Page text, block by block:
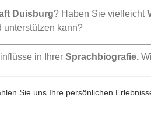
Duisburg? Haben Sie vielleicht
unterstützen kann?
in Ihrer Sprachbiografie.
Sie uns Ihre persönlichen